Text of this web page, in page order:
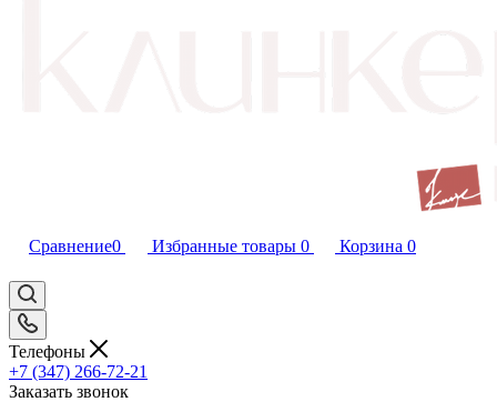
Сравнение0 Избранные товары 0 Корзина 0
Телефоны
+7 (347) 266-72-21
Заказать звонок